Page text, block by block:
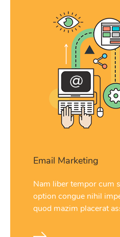
Email Marketing
Nam liber tempor cum
option congue nihil
quod mazim placerat